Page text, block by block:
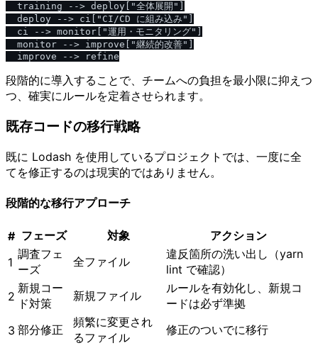
  training --> deploy["全体展開"]
  deploy --> ci["CI/CD に組み込み"]
  ci --> monitor["運用・モニタリング"]
  monitor --> improve["継続的改善"]
段階的に導入することで、チームへの負担を最小限に抑えつ
つ、確実にルールを定着させられます。
既存コードの移行戦略
既に Lodash を使用しているプロジェクトでは、一度に全
てを修正するのは現実的ではありません。
段階的な移行アプローチ
# フェーズ 対象
アクション
1
調査フェ
ーズ
全ファイル
違反箇所の洗い出し（yarn
lint で確認）
2
新規コー
ド対策
新規ファイル
ルールを有効化し、新規コ
ードは必ず準拠
3 部分修正
頻繁に変更され
るファイル
修正のついでに移行